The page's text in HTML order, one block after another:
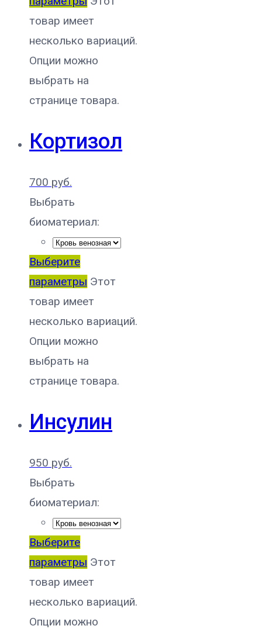
товар имеет
несколько вариаций.
Опции можно
выбрать на
странице товара.
Кортизол
700 руб.
Выбрать
биоматериал:
Выберите
параметры Этот
товар имеет
несколько вариаций.
Опции можно
выбрать на
странице товара.
Инсулин
950 руб.
Выбрать
биоматериал:
Выберите
параметры Этот
товар имеет
несколько вариаций.
Опции можно